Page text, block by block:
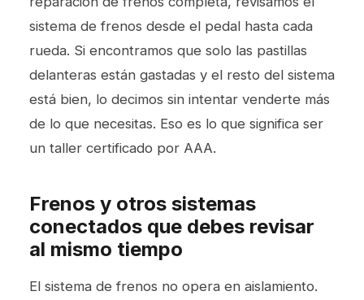
sistema de frenos desde el pedal hasta cada
rueda. Si encontramos que solo las pastillas
delanteras están gastadas y el resto del sistema
está bien, lo decimos sin intentar venderte más
de lo que necesitas. Eso es lo que significa ser
un taller certificado por AAA.
Frenos y otros sistemas
conectados que debes revisar
al mismo tiempo
El sistema de frenos no opera en aislamiento.